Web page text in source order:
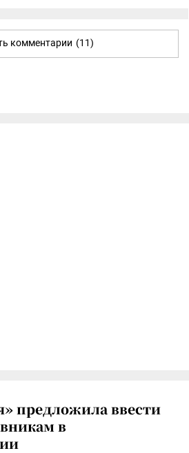
комментарии (11)
предложила ввести
в